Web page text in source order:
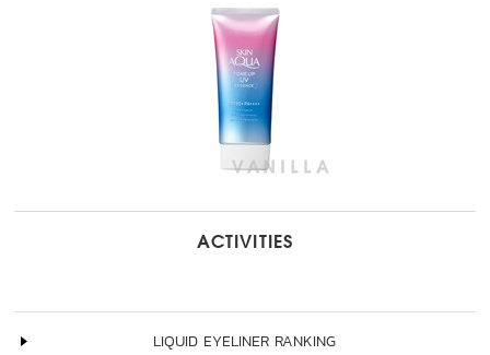
ACTIVITIES
LIQUID EYELINER RANKING